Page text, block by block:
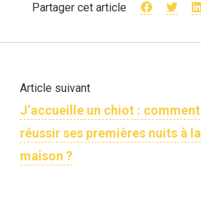
Partager cet article
Article suivant
J’accueille un chiot : comment
réussir ses premières nuits à la
maison ?